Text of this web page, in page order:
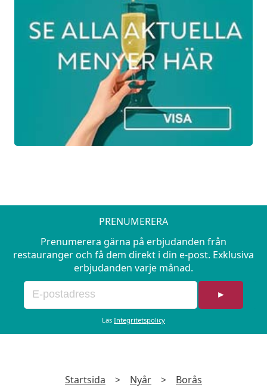
Meny 2
Caprese med prosciutto och pesto.
Baconlindad Oxfilé med potatisgratäng,
portvin svampsås och stekta grönsaker.
Chokladpannacotta med mandelkaramell.
PRENUMERERA
Prenumerera gärna på erbjudanden från
restauranger och få dem direkt i din e-post. Exklusiva
erbjudanden varje månad.
►
Läs Integritetspolicy
Startsida > Nyår > Borås